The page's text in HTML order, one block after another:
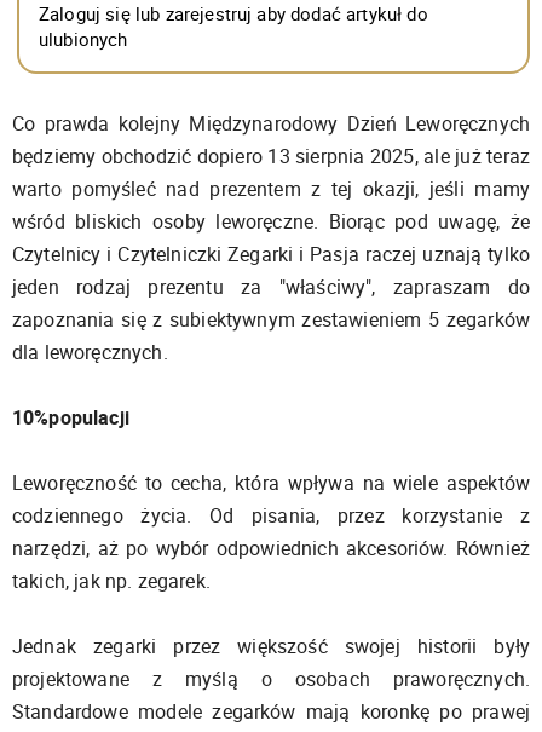
Zaloguj się lub zarejestruj aby dodać artykuł do
ulubionych
Co prawda kolejny Międzynarodowy Dzień Leworęcznych
będziemy obchodzić dopiero 13 sierpnia 2025, ale już teraz
warto pomyśleć nad prezentem z tej okazji, jeśli mamy
wśród bliskich osoby leworęczne. Biorąc pod uwagę, że
Czytelnicy i Czytelniczki Zegarki i Pasja raczej uznają tylko
jeden rodzaj prezentu za "właściwy", zapraszam do
zapoznania się z subiektywnym zestawieniem 5 zegarków
dla leworęcznych.
10%populacji
Leworęczność to cecha, która wpływa na wiele aspektów
codziennego życia. Od pisania, przez korzystanie z
narzędzi, aż po wybór odpowiednich akcesoriów. Również
takich, jak np. zegarek.
Jednak zegarki przez większość swojej historii były
projektowane z myślą o osobach praworęcznych.
Standardowe modele zegarków mają koronkę po prawej